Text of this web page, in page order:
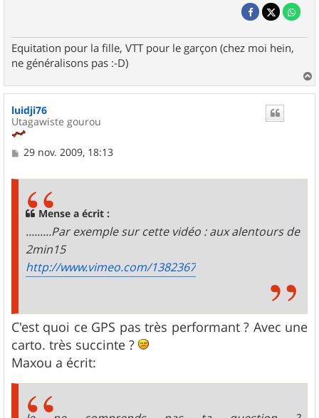
Equitation pour la fille, VTT pour le garçon (chez moi hein,
ne généralisons pas :-D)
a
u
luidji76
Utagawiste gourou
M
29 nov. 2009, 18:13
Mense a écrit :
.........Par exemple sur cette vidéo : aux alentours de
2min15
http://www.vimeo.com/1382367
C'est quoi ce GPS pas très performant ? Avec une
carto. très succinte ?
Maxou a écrit: